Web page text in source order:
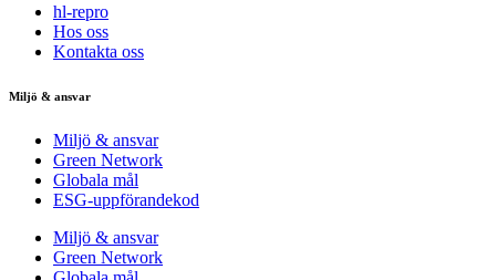
hl-repro
Hos oss
Kontakta oss
Miljö & ansvar
Miljö & ansvar
Green Network
Globala mål
ESG-uppförandekod
Miljö & ansvar
Green Network